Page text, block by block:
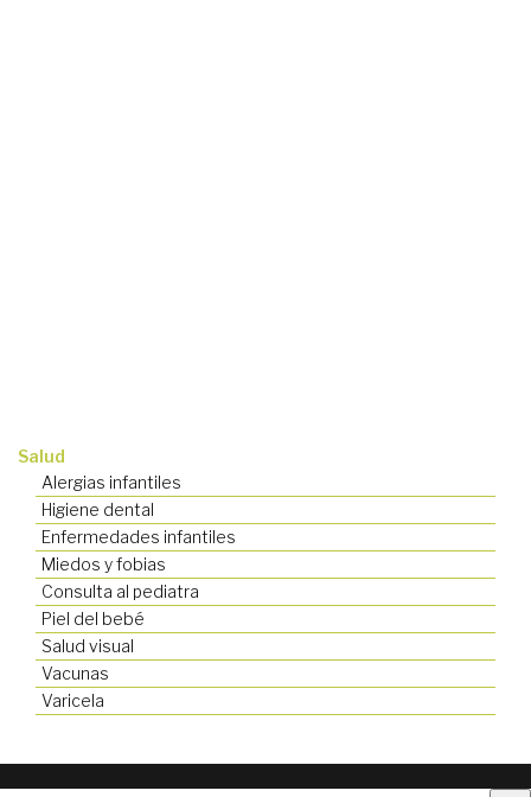
Salud
Alergias infantiles
Higiene dental
Enfermedades infantiles
Miedos y fobias
Consulta al pediatra
Piel del bebé
Salud visual
Vacunas
Varicela